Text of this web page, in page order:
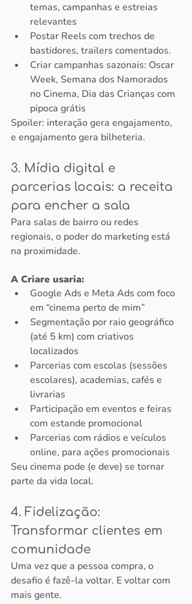
temas, campanhas e estreias
relevantes
Postar Reels com trechos de
bastidores, trailers comentados.
Criar campanhas sazonais: Oscar
Week, Semana dos Namorados
no Cinema, Dia das Crianças com
pipoca grátis
Spoiler: interação gera engajamento,
e engajamento gera bilheteria.
3. Mídia digital e
parcerias locais: a receita
para encher a sala
Para salas de bairro ou redes
regionais, o poder do marketing está
na proximidade.
A Criare usaria:
Google Ads e Meta Ads com foco
em “cinema perto de mim”
Segmentação por raio geográfico
(até 5 km) com criativos
localizados
Parcerias com escolas (sessões
escolares), academias, cafés e
livrarias
Participação em eventos e feiras
com estande promocional
Parcerias com rádios e veículos
online, para ações promocionais
Seu cinema pode (e deve) se tornar
parte da vida local.
4. Fidelização:
Transformar clientes em
comunidade
Uma vez que a pessoa compra, o
desafio é fazê-la voltar. E voltar com
mais gente.